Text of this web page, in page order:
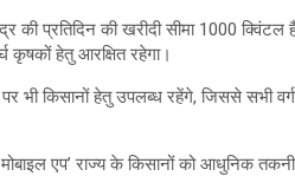
की प्रतिदिन की खरीदी सीमा 1000
कृषकों हेतु आरक्षित रहेगा।
भी किसानों हेतु उपलब्ध रहेंगे, जिससे सभी
मोबाइल एप’ राज्य के किसानों को आधुनिक